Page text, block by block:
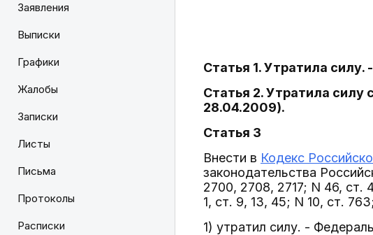
Заявления
Выписки
Графики
Жалобы
Записки
Листы
Письма
Протоколы
Расписки
Статья 1. Утратила
Статья 2. Утратила силу
28.04.2009).
Статья 3
Внести в Кодекс
законодательства
2700, 2708, 2717; N 46,
1, ст. 9, 13, 45; N 10, ст.
1) утратил силу. -